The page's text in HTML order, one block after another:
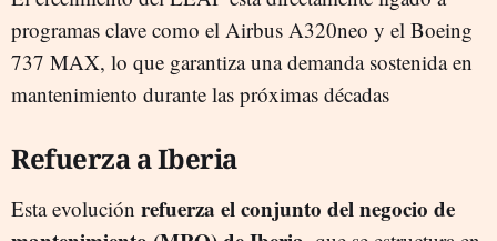
programas clave como el Airbus A320neo y el Boeing
737 MAX, lo que garantiza una demanda sostenida en
mantenimiento durante las próximas décadas
Refuerza a Iberia
Esta evolución refuerza el conjunto del negocio de